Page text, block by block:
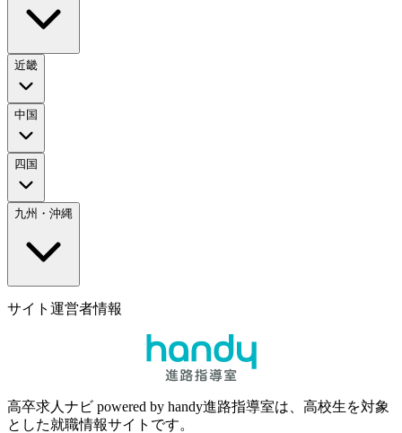
近畿
中国
四国
九州・沖縄
サイト運営者情報
高卒求人ナビ powered by handy進路指導室は、高校生を対象
とした就職情報サイトです。